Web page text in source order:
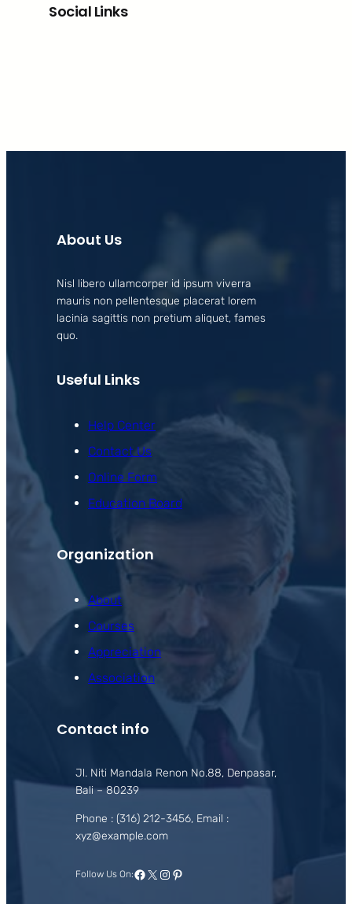
Social Links
About Us
Nisl libero ullamcorper id ipsum viverra
mauris non pellentesque placerat lorem
lacinia sagittis non pretium aliquet, fames
quo.
Useful Links
Help Center
Contact Us
Online Form
Education Board
Organization
About
Courses
Appreciation
Association
Contact info
Jl. Niti Mandala Renon No.88, Denpasar,
Bali – 80239
Phone : (316) 212-3456, Email :
xyz@example.com
Follow Us On:Facebook
X Instagram
Pinterest